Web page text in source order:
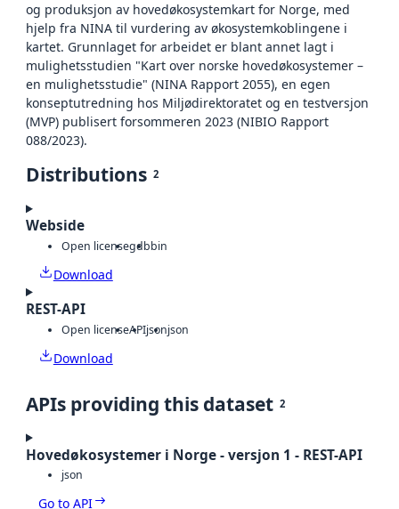
og produksjon av hovedøkosystemkart for Norge, med
hjelp fra NINA til vurdering av økosystemkoblingene i
kartet. Grunnlaget for arbeidet er blant annet lagt i
mulighetsstudien "Kart over norske hovedøkosystemer –
en mulighetsstudie" (NINA Rapport 2055), en egen
konseptutredning hos Miljødirektoratet og en testversjon
(MVP) publisert forsommeren 2023 (NIBIO Rapport
088/2023).
Distributions 2
Webside
Open licensegdbbin
Download
REST-API
Open licenseAPIjsonjson
Download
APIs providing this dataset 2
Hovedøkosystemer i Norge - versjon 1 - REST-API
json
Go to API